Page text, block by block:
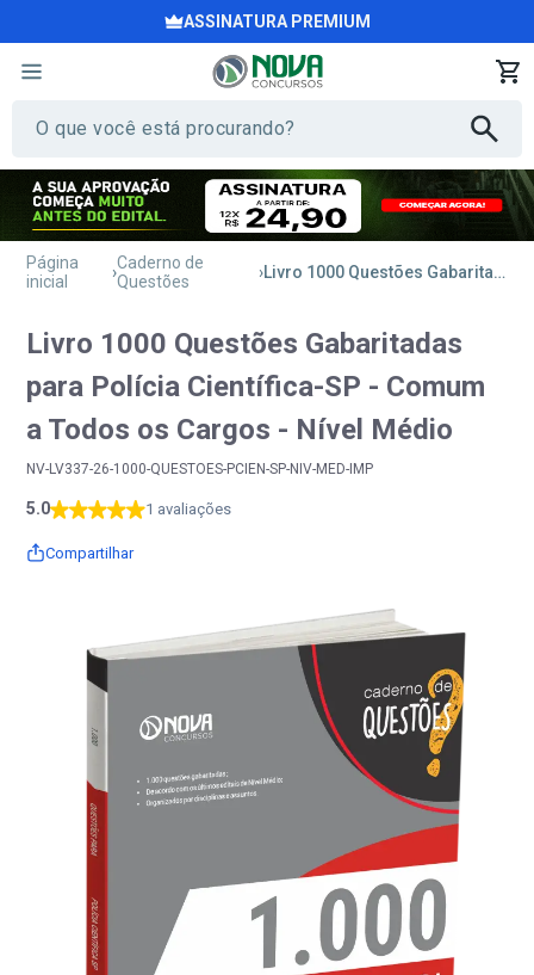
ASSINATURA PREMIUM
Página
inicial
Caderno de
Questões
Livro 1000 Questões Gabaritadas para Polícia Científica-SP - Comum a Todos os Cargos - Nível Médio
Livro 1000 Questões Gabaritadas
para Polícia Científica-SP - Comum
a Todos os Cargos - Nível Médio
NV-LV337-26-1000-QUESTOES-PCIEN-SP-NIV-MED-IMP
5.0 1 avaliações
Compartilhar